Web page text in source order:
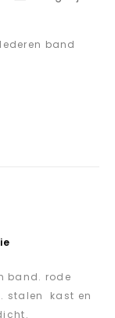
band
band. rode
stalen kast en